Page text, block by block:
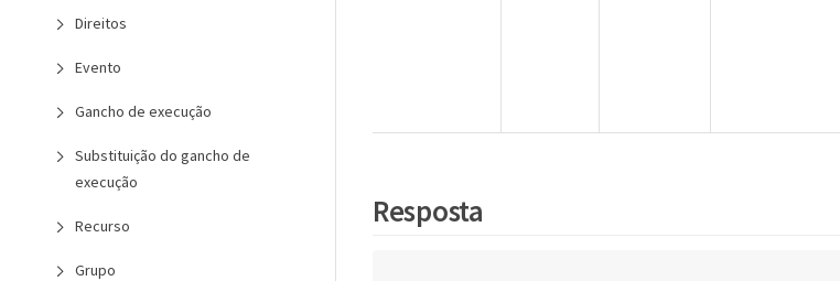
Direitos
Evento
Gancho de execução
Substituição do gancho de
execução
Recurso
Grupo
Resposta